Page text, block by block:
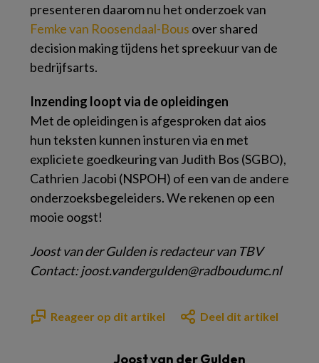
presenteren daarom nu het onderzoek van
Femke van Roosendaal-Bous over shared
decision making tijdens het spreekuur van de
bedrijfsarts.
Inzending loopt via de opleidingen
Met de opleidingen is afgesproken dat aios
hun teksten kunnen insturen via en met
expliciete goedkeuring van Judith Bos (SGBO),
Cathrien Jacobi (NSPOH) of een van de andere
onderzoeksbegeleiders. We rekenen op een
mooie oogst!
Joost van der Gulden is redacteur van TBV
Contact: joost.vandergulden@radboudumc.nl
Reageer op dit artikel Deel dit artikel
Joost van der Gulden